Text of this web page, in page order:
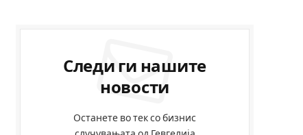
Следи ги нашите
новости
Останете во тек со бизнис